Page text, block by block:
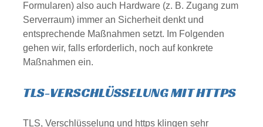
Formularen) also auch Hardware (z. B. Zugang zum
Serverraum) immer an Sicherheit denkt und
entsprechende Maßnahmen setzt. Im Folgenden
gehen wir, falls erforderlich, noch auf konkrete
Maßnahmen ein.
TLS-VERSCHLÜSSELUNG MIT HTTPS
TLS, Verschlüsselung und https klingen sehr